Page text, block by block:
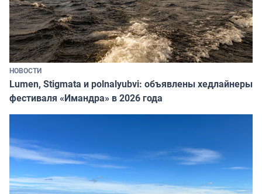
НОВОСТИ
Lumen, Stigmata и polnalyubvi: объявлены хедлайнеры
фестиваля «Имандра» в 2026 года